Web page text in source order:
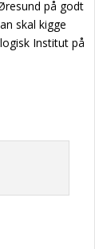
på godt
skal kigge
Institut på